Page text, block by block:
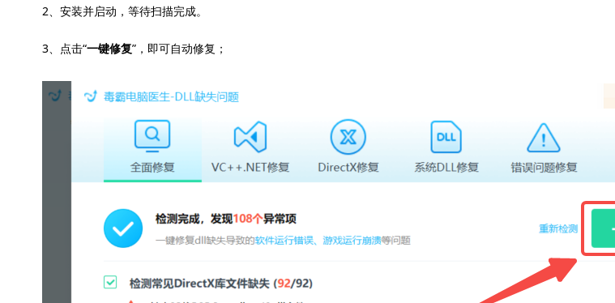
2、安装并启动，等待扫描完成。
3、点击“一键修复”，即可自动修复；